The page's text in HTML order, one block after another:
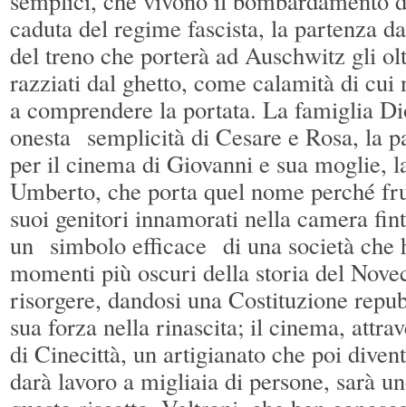
caduta del regime fascista, la partenza
del treno che porterà ad Auschwitz gli
razziati dal ghetto, come calamità di cui
a comprendere la portata. La famiglia
onesta semplicità di Cesare e Rosa, la
per il cinema di Giovanni e sua moglie,
Umberto, che porta quel nome perché
suoi genitori innamorati nella camera
un simbolo efficace di una società che
momenti più oscuri della storia del
risorgere, dandosi una Costituzione
sua forza nella rinascita; il cinema,
di Cinecittà, un artigianato che poi
darà lavoro a migliaia di persone, sarà